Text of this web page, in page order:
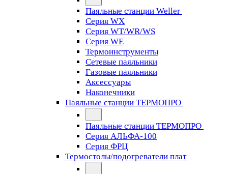
Паяльные станции Weller
Серия WX
Серия WT/WR/WS
Серия WE
Термоинструменты
Сетевые паяльники
Газовые паяльники
Аксессуары
Наконечники
Паяльные станции ТЕРМОПРО
Паяльные станции ТЕРМОПРО
Серия АЛЬФА-100
Серия ФРЦ
Термостолы/подогреватели плат